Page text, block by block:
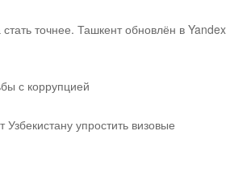
точнее. Ташкент обновлён в Yandex
с коррупцией
Узбекистану упростить визовые